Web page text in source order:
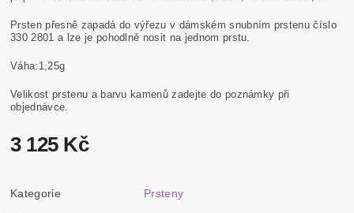
Prsten přesně zapadá do výřezu v dámském snubním prstenu číslo
330 2801 a lze je pohodlně nosit na jednom prstu.
Váha:1,25g
Velikost prstenu a barvu kamenů zadejte do poznámky při
objednávce.
3 125 Kč
Kategorie Prsteny